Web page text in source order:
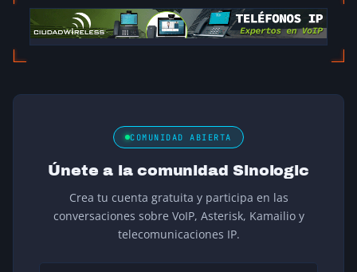
COMUNIDAD ABIERTA
Únete a la comunidad Sinologic
Crea tu cuenta gratuita y participa en las
conversaciones sobre VoIP, Asterisk, Kamailio y
telecomunicaciones IP.